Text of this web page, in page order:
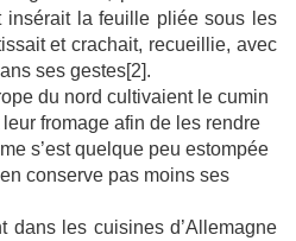
insérait la feuille pliée sous les
et crachait, recueillie, avec
ses gestes[2].
du nord cultivaient le cumin
fromage afin de les rendre
s’est quelque peu estompée
conserve pas moins ses
dans les cuisines d’Allemagne